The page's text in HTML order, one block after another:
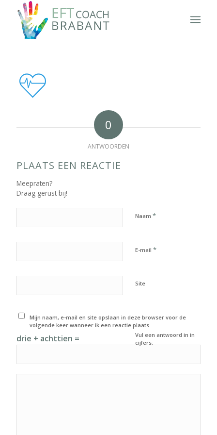
0
ANTWOORDEN
PLAATS EEN REACTIE
Meepraten?
Draag gerust bij!
Naam *
E-mail *
Site
Mijn naam, e-mail en site opslaan in deze browser voor de
volgende keer wanneer ik een reactie plaats.
Vul een antwoord in in
cijfers:
drie + achttien =